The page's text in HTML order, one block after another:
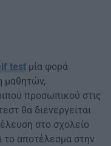
test μία φορά
μαθητών,
προσωπικού στις
θα διενεργείται
στο σχολείο
αποτέλεσμα στην